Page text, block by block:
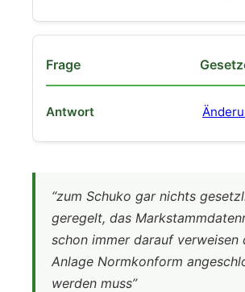
“zum Schuko gar nichts
geregelt, das
schon immer darauf verweisen
Anlage Normkonform
werden muss”